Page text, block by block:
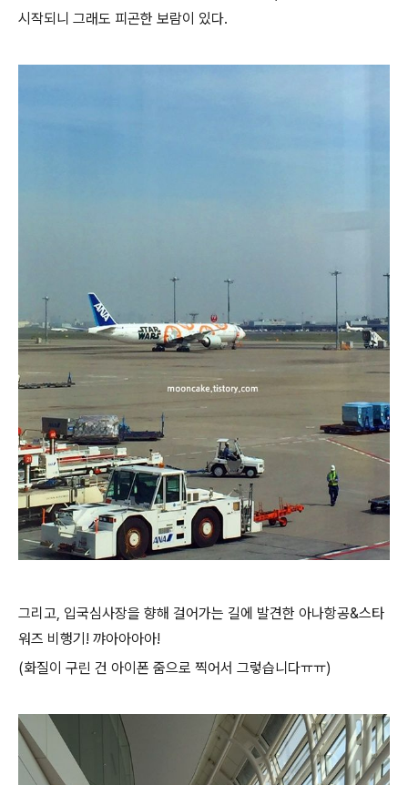
시작되니 그래도 피곤한 보람이 있다.
그리고, 입국심사장을 향해 걸어가는 길에 발견한 아나항공&스타
워즈 비행기! 꺄아아아아!
(화질이 구린 건 아이폰 줌으로 찍어서 그렇습니다ㅠㅠ)